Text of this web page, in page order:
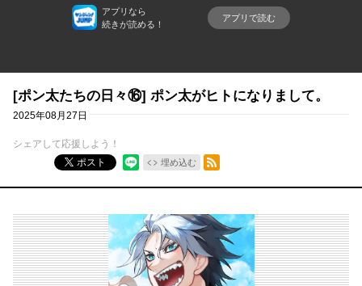
アプリなら
続きが読める！
アプリで読む
[ポン太たちの日々⑯] ポン太がヒトになりまして。
2025年08月27日
シェアして応援しよう！
ポスト
埋め込む
RSSフィード